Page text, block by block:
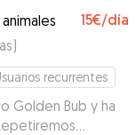
15€/día
)
recurrentes
Golden Bub y ha